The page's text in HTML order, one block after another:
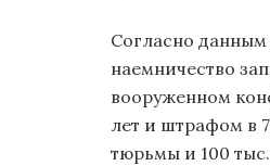
Согласно
наемничество
вооруженном
лет и штрафом в
тюрьмы и 100